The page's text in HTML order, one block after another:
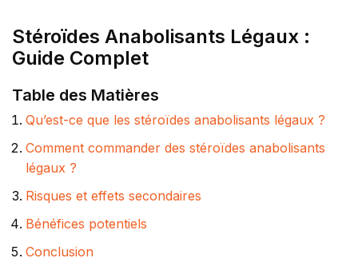
Stéroïdes Anabolisants Légaux :
Guide Complet
Table des Matières
Qu’est-ce que les stéroïdes anabolisants légaux ?
Comment commander des stéroïdes anabolisants
légaux ?
Risques et effets secondaires
Bénéfices potentiels
Conclusion